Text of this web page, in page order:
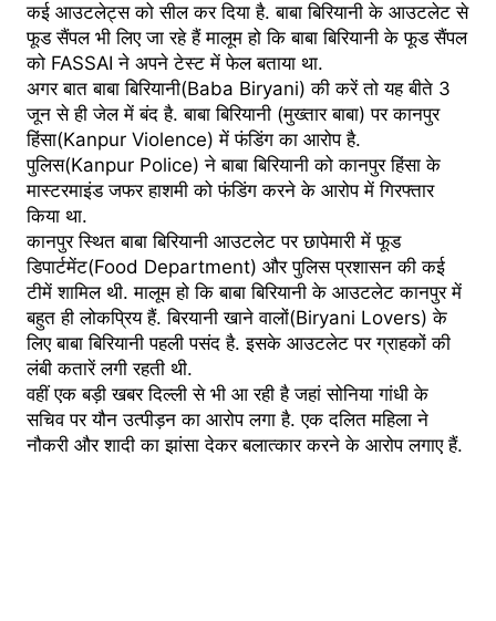
कई आउटलेट्स को सील कर दिया है. बाबा बिरियानी के आउटलेट से
फूड सैंपल भी लिए जा रहे हैं मालूम हो कि बाबा बिरियानी के फूड सैंपल
को FASSAI ने अपने टेस्ट में फेल बताया था.
अगर बात बाबा बिरियानी(Baba Biryani) की करें तो यह बीते 3
जून से ही जेल में बंद है. बाबा बिरियानी (मुख्तार बाबा) पर कानपुर
हिंसा(Kanpur Violence) में फंडिंग का आरोप है.
पुलिस(Kanpur Police) ने बाबा बिरियानी को कानपुर हिंसा के
मास्टरमाइंड जफर हाशमी को फंडिंग करने के आरोप में गिरफ्तार
किया था.
कानपुर स्थित बाबा बिरियानी आउटलेट पर छापेमारी में फूड
डिपार्टमेंट(Food Department) और पुलिस प्रशासन की कई
टीमें शामिल थी. मालूम हो कि बाबा बिरियानी के आउटलेट कानपुर में
बहुत ही लोकप्रिय हैं. बिरयानी खाने वालों(Biryani Lovers) के
लिए बाबा बिरियानी पहली पसंद है. इसके आउटलेट पर ग्राहकों की
लंबी कतारें लगी रहती थी.
वहीं एक बड़ी खबर दिल्ली से भी आ रही है जहां सोनिया गांधी के
सचिव पर यौन उत्पीड़न का आरोप लगा है. एक दलित महिला ने
नौकरी और शादी का झांसा देकर बलात्कार करने के आरोप लगाए हैं.